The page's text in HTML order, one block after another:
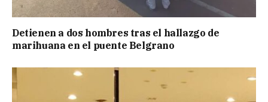
Detienen a dos hombres tras el hallazgo de
marihuana en el puente Belgrano